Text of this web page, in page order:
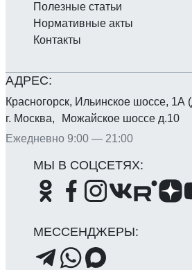
Красногорск, Ильинское шоссе, 1А
г. Москва, Можайское шоссе д.10
Ежедневно 9:00 — 21:00
Полезные статьи
Нормативные акты
Контакты